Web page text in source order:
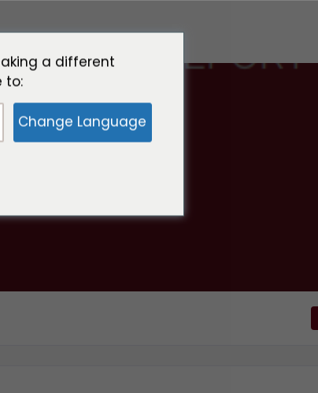
est sorti !
a different
to:
Change Language